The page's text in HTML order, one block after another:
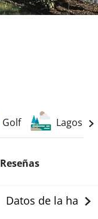
Golf
Lagos
Reseñas
Datos de la